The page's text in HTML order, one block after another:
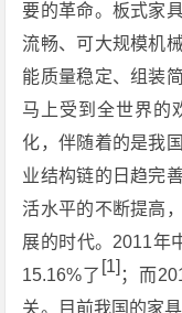
要的革命。板式家
流畅、可大规模机
能质量稳定、组装
马上受到全世界的
化，伴随着的是我
业结构链的日趋完
活水平的不断提高
展的时代。2011年
15.16%了 [1] ；而
关。目前我国的家